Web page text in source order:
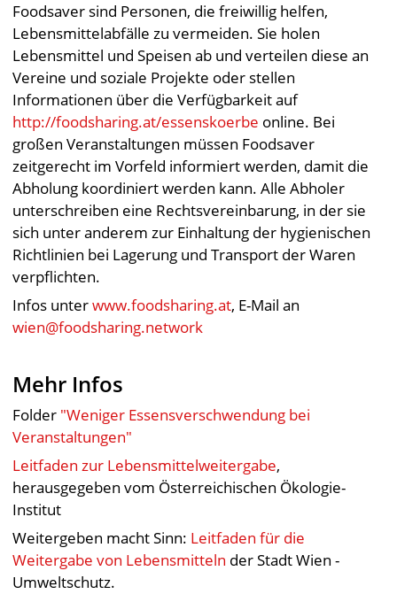
Foodsaver sind Personen, die freiwillig helfen,
Lebensmittelabfälle zu vermeiden. Sie holen
Lebensmittel und Speisen ab und verteilen diese an
Vereine und soziale Projekte oder stellen
Informationen über die Verfügbarkeit auf
http://foodsharing.at/essenskoerbe online. Bei
großen Veranstaltungen müssen Foodsaver
zeitgerecht im Vorfeld informiert werden, damit die
Abholung koordiniert werden kann. Alle Abholer
unterschreiben eine Rechtsvereinbarung, in der sie
sich unter anderem zur Einhaltung der hygienischen
Richtlinien bei Lagerung und Transport der Waren
verpflichten.
Infos unterwww.foodsharing.at, E-Mail an
wien@foodsharing.network
Mehr Infos
Folder "Weniger Essensverschwendung bei
Veranstaltungen"
Leitfaden zur Lebensmittelweitergabe,
herausgegeben vom Österreichischen Ökologie-
Institut
Weitergeben macht Sinn: Leitfaden für die
Weitergabe von Lebensmitteln der Stadt Wien -
Umweltschutz.